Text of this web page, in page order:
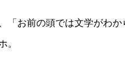
「お前の頭では文学がわ
。